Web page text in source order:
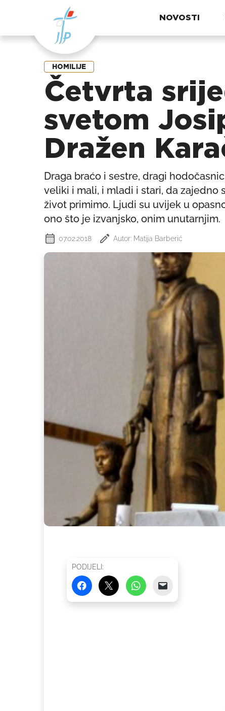
NOVOSTI
HOMILIJE
Četvrta
svetom
Dražen
Draga braćo i sestre, dragi
veliki i mali, i mladi i stari, da zajedno
život primimo. Ljudi su uvijek u
ono što je izvanjsko, onim unutarnjim.
07.02.2018 Autor: Matija Barberić
PODIJELI: